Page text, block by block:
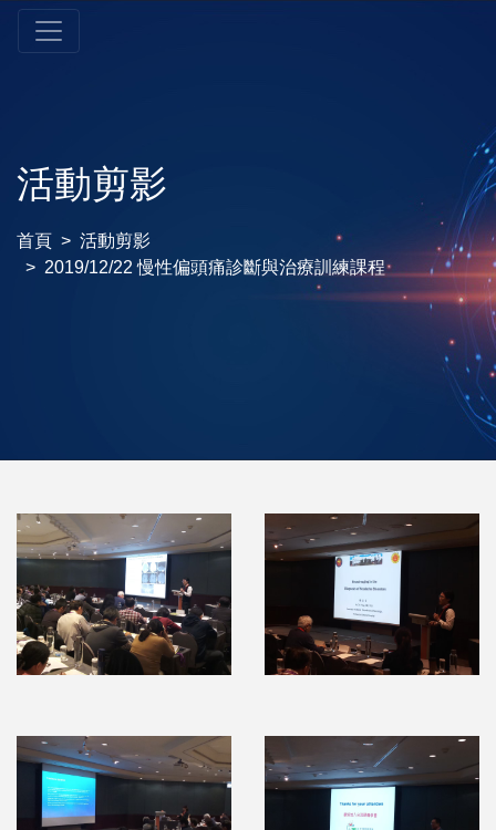
活動剪影
首頁
活動剪影
2019/12/22 慢性偏頭痛診斷與治療訓練課程